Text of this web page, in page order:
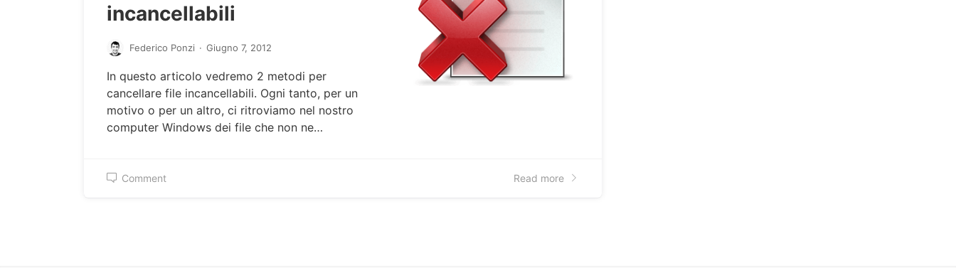
incancellabili
Federico Ponzi · Giugno 7, 2012
In questo articolo vedremo 2 metodi per
cancellare file incancellabili. Ogni tanto, per un
motivo o per un altro, ci ritroviamo nel nostro
computer Windows dei file che non ne…
Comment Read more